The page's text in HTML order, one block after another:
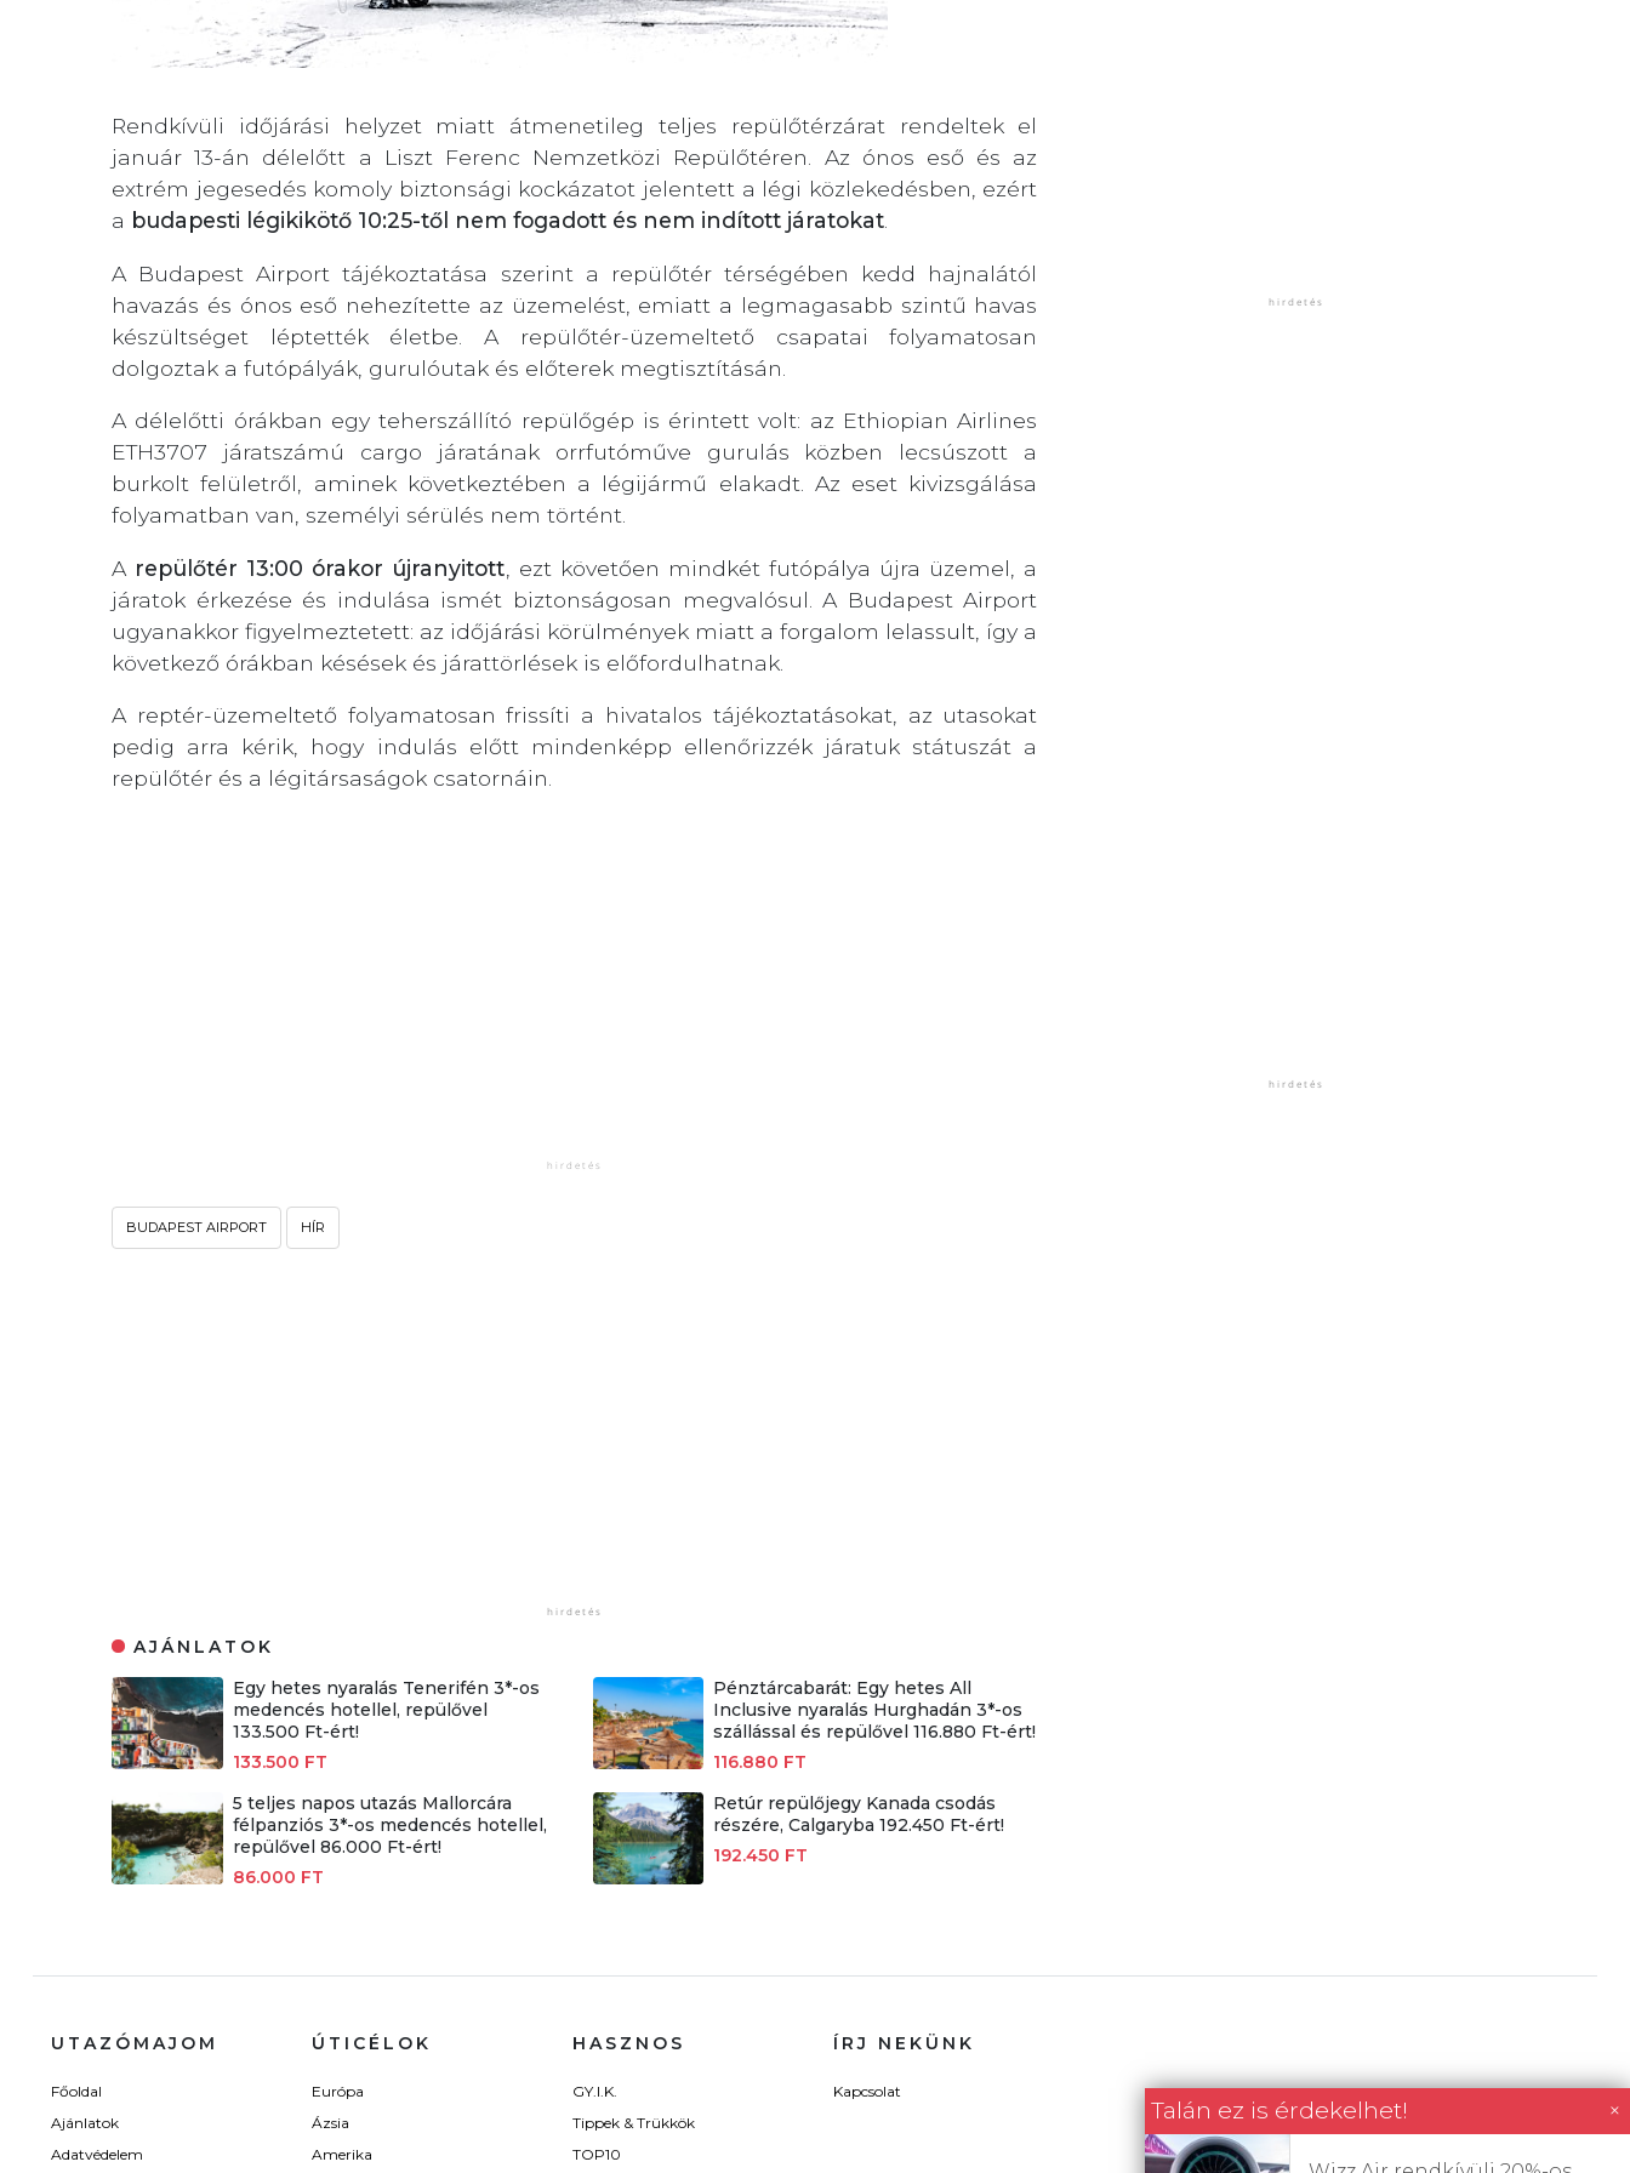
Rendkívüli időjárási helyzet miatt átmenetileg teljes repülőtérzárat rendeltek el
január 13-án délelőtt a Liszt Ferenc Nemzetközi Repülőtéren. Az ónos eső és az
extrém jegesedés komoly biztonsági kockázatot jelentett a légi közlekedésben, ezért
a budapesti légikikötő 10:25-től nem fogadott és nem indított járatokat
A Budapest Airport tájékoztatása szerint a repülőtér térségében kedd hajnalától
havazás és ónos eső nehezítette az üzemelést, emiatt a legmagasabb szintű havas
készültséget léptették életbe. A repülőtér-üzemeltető csapatai folyamatosan
dolgoztak a futópályák, gurulóutak és előterek megtisztításán.
A délelőtti órákban egy teherszállító repülőgép is érintett volt: az Ethiopian Airlines
ETH3707 járatszámú cargo járatának orrfutóműve gurulás közben lecsúszott a
burkolt felületről, aminek következtében a légijármű elakadt. Az eset kivizsgálása
folyamatban van, személyi sérülés nem történt.
A repülőtér 13:00 órakor újranyitott , ezt követően mindkét futópálya újra üzemel, a
járatok érkezése és indulása ismét biztonságosan megvalósul. A Budapest Airport
ugyanakkor figyelmeztetett: az időjárási körülmények miatt a forgalom lelassult, így a
következő órákban késések és járattörlések is előfordulhatnak.
A reptér-üzemeltető folyamatosan frissíti a hivatalos tájékoztatásokat, az utasokat
pedig arra kérik, hogy indulás előtt mindenképp ellenőrizzék járatuk státuszát a
repülőtér és a légitársaságok csatornáin.
Talán ez is érdekelhet! ×
BUDAPEST AIRPORT HÍR
AJÁNLATOK
Egy hetes nyaralás Tenerifén 3*-os
medencés hotellel, repülővel
133.500 Ft-ért!
133.500 FT
Pénztárcabarát: Egy hetes All
Inclusive nyaralás Hurghadán 3*-os
szállással és repülővel 116.880 Ft-ért!
116.880 FT
5 teljes napos utazás Mallorcára
félpanziós 3*-os medencés hotellel,
repülővel 86.000 Ft-ért!
86.000 FT
Retúr repülőjegy Kanada csodás
részére, Calgaryba 192.450 Ft-ért!
192.450 FT
UTAZÓMAJOM
Főoldal
Ajánlatok
Adatvédelem
ÚTICÉLOK
Európa
Ázsia
Amerika
HASZNOS
GY.I.K.
Tippek & Trükkök
TOP10
ÍRJ NEKÜNK
Kapcsolat